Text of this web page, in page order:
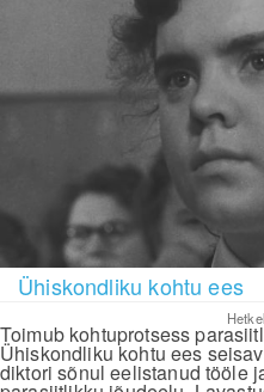
Ühiskondliku kohtu ees
Toimub kohtuprotsess
Ühiskondliku kohtu ees
diktori sõnul eelistanud tööle